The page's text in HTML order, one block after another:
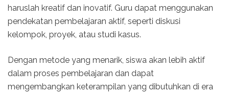
haruslah kreatif dan inovatif. Guru dapat menggunakan
pendekatan pembelajaran aktif, seperti diskusi
kelompok, proyek, atau studi kasus.
Dengan metode yang menarik, siswa akan lebih aktif
dalam proses pembelajaran dan dapat
mengembangkan keterampilan yang dibutuhkan di era